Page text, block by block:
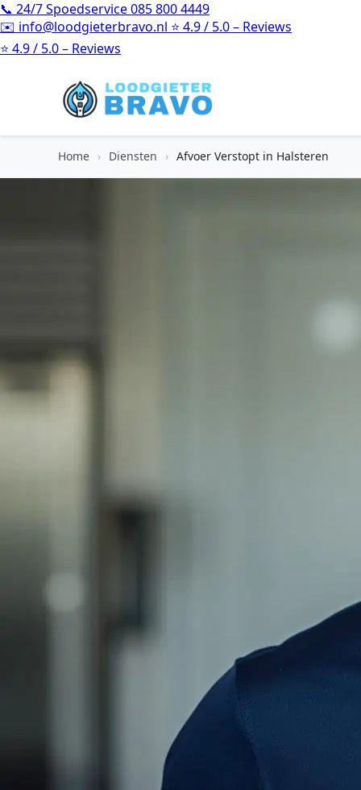
📞 24/7 Spoedservice085 800 4449
✉️ info@loodgieterbravo.nl ⭐ 4.9 / 5.0 – Reviews
⭐ 4.9 / 5.0 – Reviews
Home › Diensten › Afvoer Verstopt in Halsteren